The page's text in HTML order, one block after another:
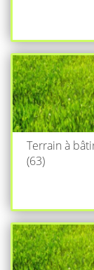
Terrain à
(63)